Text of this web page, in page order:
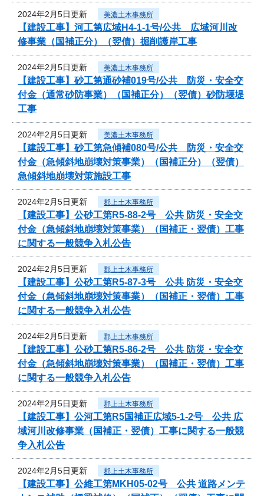
2024年2月5日更新 美濃土木事務所
【建設工事】河工第広域H4-1-1号/公共 広域河川改
修事業（国補正分）（翌債）掘削護岸工事
2024年2月5日更新 美濃土木事務所
【建設工事】砂工第通砂補019号/公共 防災・安全交
付金（通常砂防事業）（国補正分）（翌債）砂防堰堤
工事
2024年2月5日更新 美濃土木事務所
【建設工事】砂工第急傾補080号/公共 防災・安全交
付金（急傾斜地崩壊対策事業）（国補正分）（翌債）
急傾斜地崩壊対策施設工事
2024年2月5日更新 郡上土木事務所
【建設工事】公砂工第R5-88-2号 公共 防災・安全交
付金（急傾斜地崩壊対策事業）（国補正・翌債）工事
に関する一般競争入札公告
2024年2月5日更新 郡上土木事務所
【建設工事】公砂工第R5-87-3号 公共 防災・安全交
付金（急傾斜地崩壊対策事業）（国補正・翌債）工事
に関する一般競争入札公告
2024年2月5日更新 郡上土木事務所
【建設工事】公砂工第R5-86-2号 公共 防災・安全交
付金（急傾斜地崩壊対策事業）（国補正・翌債）工事
に関する一般競争入札公告
2024年2月5日更新 郡上土木事務所
【建設工事】公河工第R5国補正広域5-1-2号 公共 広
域河川改修事業（国補正・翌債）工事に関する一般競
争入札公告
2024年2月5日更新 郡上土木事務所
【建設工事】公維工第MKH05-02号 公共 道路メンテ